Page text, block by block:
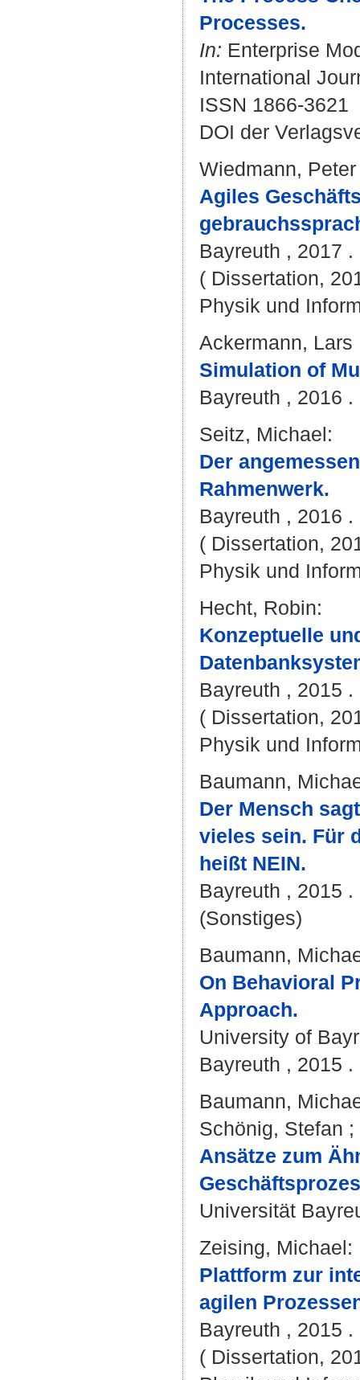
Processes.
In: Enterprise
International
ISSN 1866-3621
DOI der
Wiedmann,
Agiles
Bayreuth , 2017
( Dissertation,
Physik und
Ackermann, Lars
Simulation of
Bayreuth , 2016 .
Seitz, Michael:
Der
Rahmenwerk.
Bayreuth , 2016
( Dissertation,
Physik und
Hecht, Robin:
Konzeptuelle
Bayreuth , 2015
( Dissertation,
Physik und
Baumann,
Der Mensch
vieles sein. Für
heißt NEIN.
Bayreuth , 2015 .
(Sonstiges)
Baumann,
On Behavioral
Approach.
University of
Bayreuth , 2015 .
Baumann,
Schönig, Stefan ;
Ansätze zum
Universität
Zeising, Michael:
Plattform zur
agilen
Bayreuth , 2015 .
( Dissertation,